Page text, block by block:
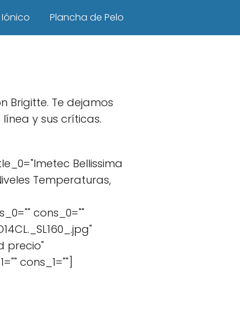
Plancha de Pelo
Brigitte. Te dejamos
y sus críticas.
Bellissima
Temperaturas,
cons_0=""
precio"
cons_1=""]